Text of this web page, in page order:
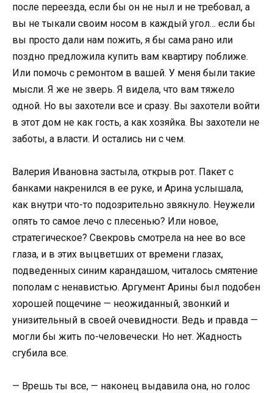
после переезда, если бы он не ныл и не требовал, а
вы не тыкали своим носом в каждый угол… если бы
вы просто дали нам пожить, я бы сама рано или
поздно предложила купить вам квартиру поближе.
Или помочь с ремонтом в вашей. У меня были такие
мысли. Я же не зверь. Я видела, что вам тяжело
одной. Но вы захотели все и сразу. Вы захотели войти
в этот дом не как гость, а как хозяйка. Вы захотели не
заботы, а власти. И остались ни с чем.
Валерия Ивановна застыла, открыв рот. Пакет с
банками накренился в ее руке, и Арина услышала,
как внутри что-то подозрительно звякнуло. Неужели
опять то самое лечо с плесенью? Или новое,
стратегическое? Свекровь смотрела на нее во все
глаза, и в этих выцветших от времени глазах,
подведенных синим карандашом, читалось смятение
пополам с ненавистью. Аргумент Арины был подобен
хорошей пощечине — неожиданный, звонкий и
унизительный в своей очевидности. Ведь и правда —
могли бы жить по-человечески. Но нет. Жадность
сгубила все.
— Врешь ты все, — наконец выдавила она, но голос